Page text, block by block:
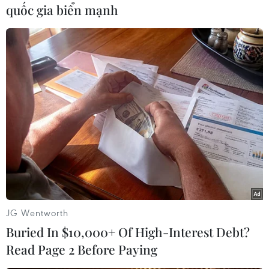
là tập trung tăng cường kiểm tra để các tổ chức
cá nhân chấp hành đúng quy định trong đó
chấp hành đúng các quy định về quản lý ngoại
hối.
Trong thời gian tới, nếu tăng cường hơn nữa kể
cả tần suất, kể cả chất lượng cũng như ý thức
chấp hành của người dân Việt Nam nói chung
và của các tổ chức cá nhân của Hà Nội nói riêng
đối với việc chấp hành pháp luật và thì công tác
quản lý ngoại hối sẽ tốt hơn và hiệu quả hơn, thị
trường tiền tệ sẽ ổn định hơn.
PV: Bà vừa cho biết đã xử lý một vài trường hợp,
vậy tính đến nay Ngân hàng Nhà nước chi nhánh
Hà Nội đã xử lý được bao nhiêu trường hợp vi
quốc gia biển mạnh
JG Wentworth
Buried In $10,000+ Of High-Interest Debt?
Read Page 2 Before Paying